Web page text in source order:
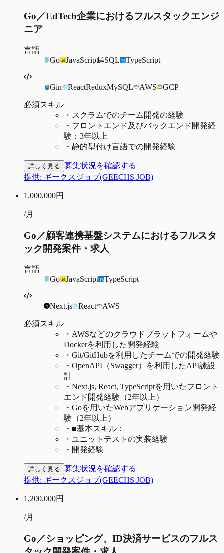
Go／EdTech企業におけるフルスタックエンジ
ニア
言語
Go
JavaScript SQL TypeScript
Gin ReactReduxMySQL AWS GCP
必須スキル
・ スクラムでのチーム開発の経験
・ フロントエンド及びバックエンド開発経
験：3年以上
・ 静的型付け言語での開発経験
詳しく見る 募集状況を確認する
提供: ギークスジョブ(GEECHS JOB)
1,000,000円
/月
Go／顧客連携基盤システムにおけるフルスタ
ック開発案件・求人
言語
Go
JavaScript TypeScript
Next.js React AWS
必須スキル
・ AWSなどのクラウドプラットフォームや
Dockerを利用した開発経験
・ Git/GitHubを利用したチームでの開発経験
・ OpenAPI（Swagger）を利用したAPI䛾設
計
・ Next.js, React, TypeScriptを用いたフロント
エンド開発経験（2年以上）
・ Goを用いたWebアプリケーション開発経
験（2年以上）
・ ■基本スキル：
・ ユニットテストの実装経験
・ 開発経験
詳しく見る 募集状況を確認する
提供: ギークスジョブ(GEECHS JOB)
1,200,000円
/月
Go／ショッピング、ID決済サービスのフルス